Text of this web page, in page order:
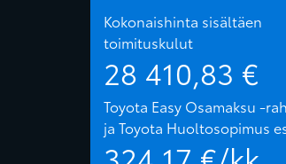
Kokonaishinta sisältäen
toimituskulut
28 410,83 €
Toyota Easy Osamaksu -
ja Toyota Huoltosopimus